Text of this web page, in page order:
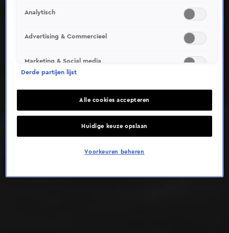
Deze video is niet beschikbaar op je huidige locatie
Analytisch
Advertising & Commercieel
Marketing & Social media
Derde partijen lijst
Alle cookies accepteren
Huidige keuze opslaan
Voorkeuren beheren